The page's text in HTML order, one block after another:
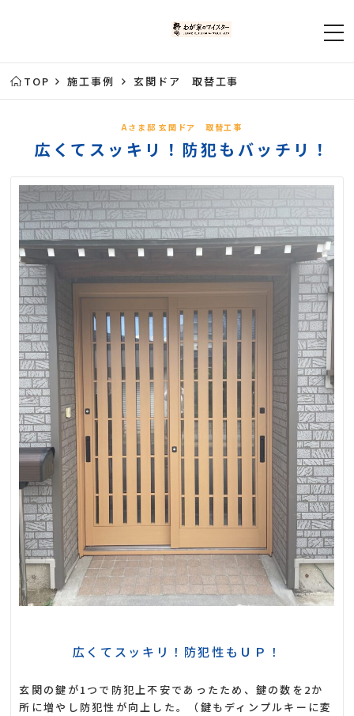
TOP 施工事例 玄関ドア 取替工事
Aさま邸 玄関ドア 取替工事
広くてスッキリ！防犯もバッチリ！
広くてスッキリ！防犯性もＵＰ！
玄関の鍵が1つで防犯上不安であったため、鍵の数を2か
所に増やし防犯性が向上した。（鍵もディンプルキーに変